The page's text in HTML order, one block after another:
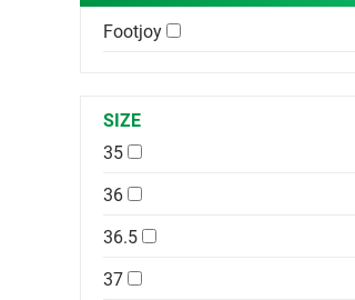
Footjoy
SIZE
35
36
36.5
37